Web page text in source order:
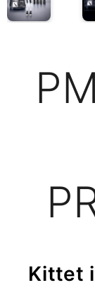
Kittet